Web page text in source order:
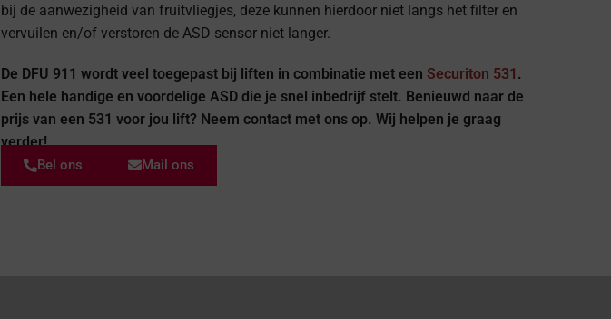
bij de aanwezigheid van fruitvliegjes, deze kunnen hierdoor niet langs het filter en
vervuilen en/of verstoren de ASD sensor niet langer.
De DFU 911 wordt veel toegepast bij liften in combinatie met een Securiton 531 .
Een hele handige en voordelige ASD die je snel inbedrijf stelt. Benieuwd naar de
prijs van een 531 voor jou lift? Neem contact met ons op. Wij helpen je graag
verder!
Bel ons Mail ons